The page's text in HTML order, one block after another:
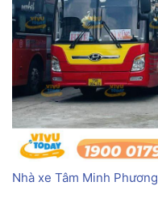
Nhà xe Tâm Minh Phương